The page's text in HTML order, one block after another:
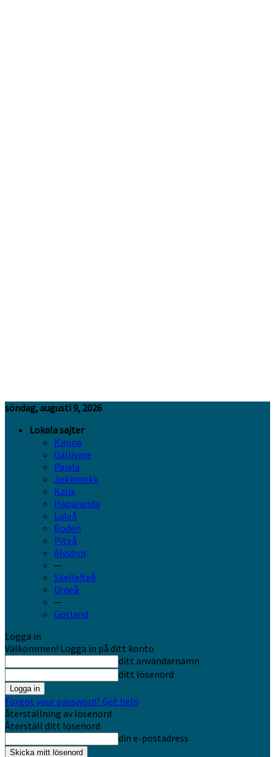
söndag, augusti 9, 2026
Lokala sajter
Kiruna
Gällivare
Pajala
Jokkmokk
Kalix
Haparanda
Luleå
Boden
Piteå
Älvsbyn
—
Skellefteå
Umeå
—
Gotland
Logga in
Välkommen! Logga in på ditt konto
ditt användarnamn
ditt lösenord
Forgot your password? Get help
återställning av lösenord
Återställ ditt lösenord
din e-postadress